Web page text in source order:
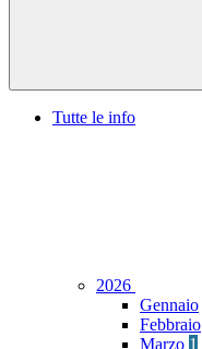
Tutte le info
2026
Gennaio
Febbraio
Marzo 1